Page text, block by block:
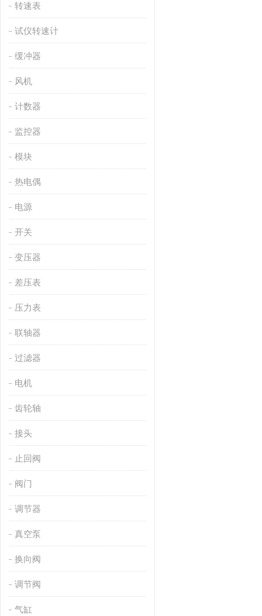
转速表
试仪转速计
缓冲器
风机
计数器
监控器
模块
热电偶
电源
开关
变压器
差压表
压力表
联轴器
过滤器
电机
齿轮轴
接头
止回阀
阀门
调节器
真空泵
换向阀
调节阀
气缸